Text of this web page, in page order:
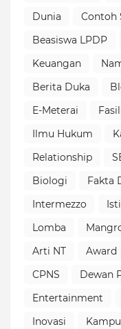
Dunia
Contoh
Beasiswa LPDP
Keuangan
Berita Duka
E-Meterai
Ilmu Hukum
Relationship
Biologi
Fakta
Intermezzo
Lomba
Arti NT
Award
CPNS
Dewan
Entertainment
Inovasi